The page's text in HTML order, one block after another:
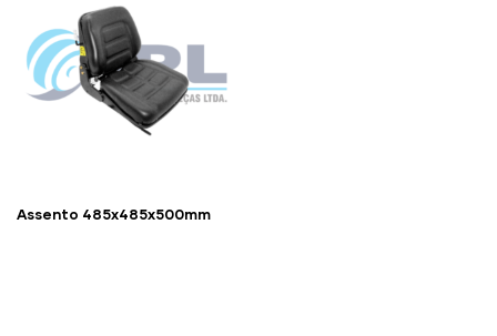
Assento 485x485x500mm